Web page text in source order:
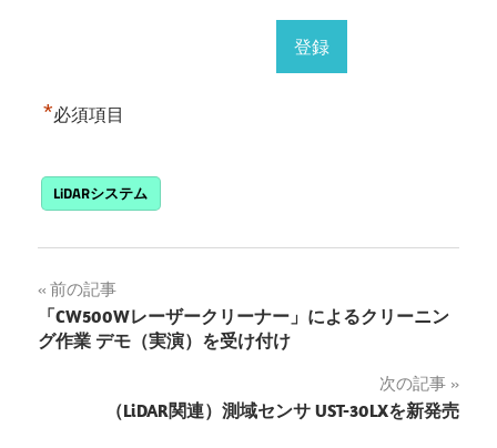
*必須項目
LiDARシステム
投
稿
前の記事
「CW500Wレーザークリーナー」によるクリーニン
グ作業 デモ（実演）を受け付け
次の記事
（LiDAR関連）測域センサ UST-30LXを新発売